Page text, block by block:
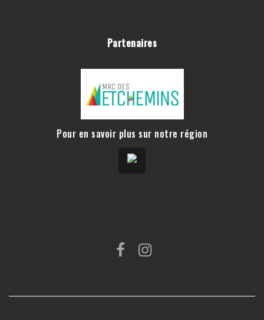
Partenaires
Pour en savoir plus sur notre région